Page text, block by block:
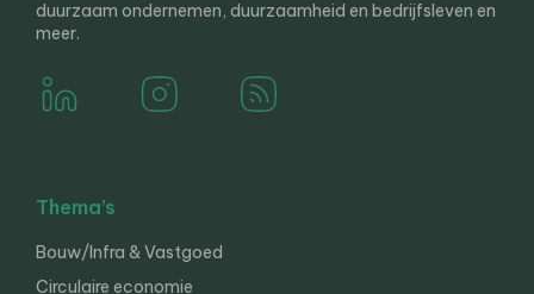
duurzaam ondernemen, duurzaamheid en bedrijfsleven en
meer.
Thema’s
Bouw/Infra & Vastgoed
Circulaire economie